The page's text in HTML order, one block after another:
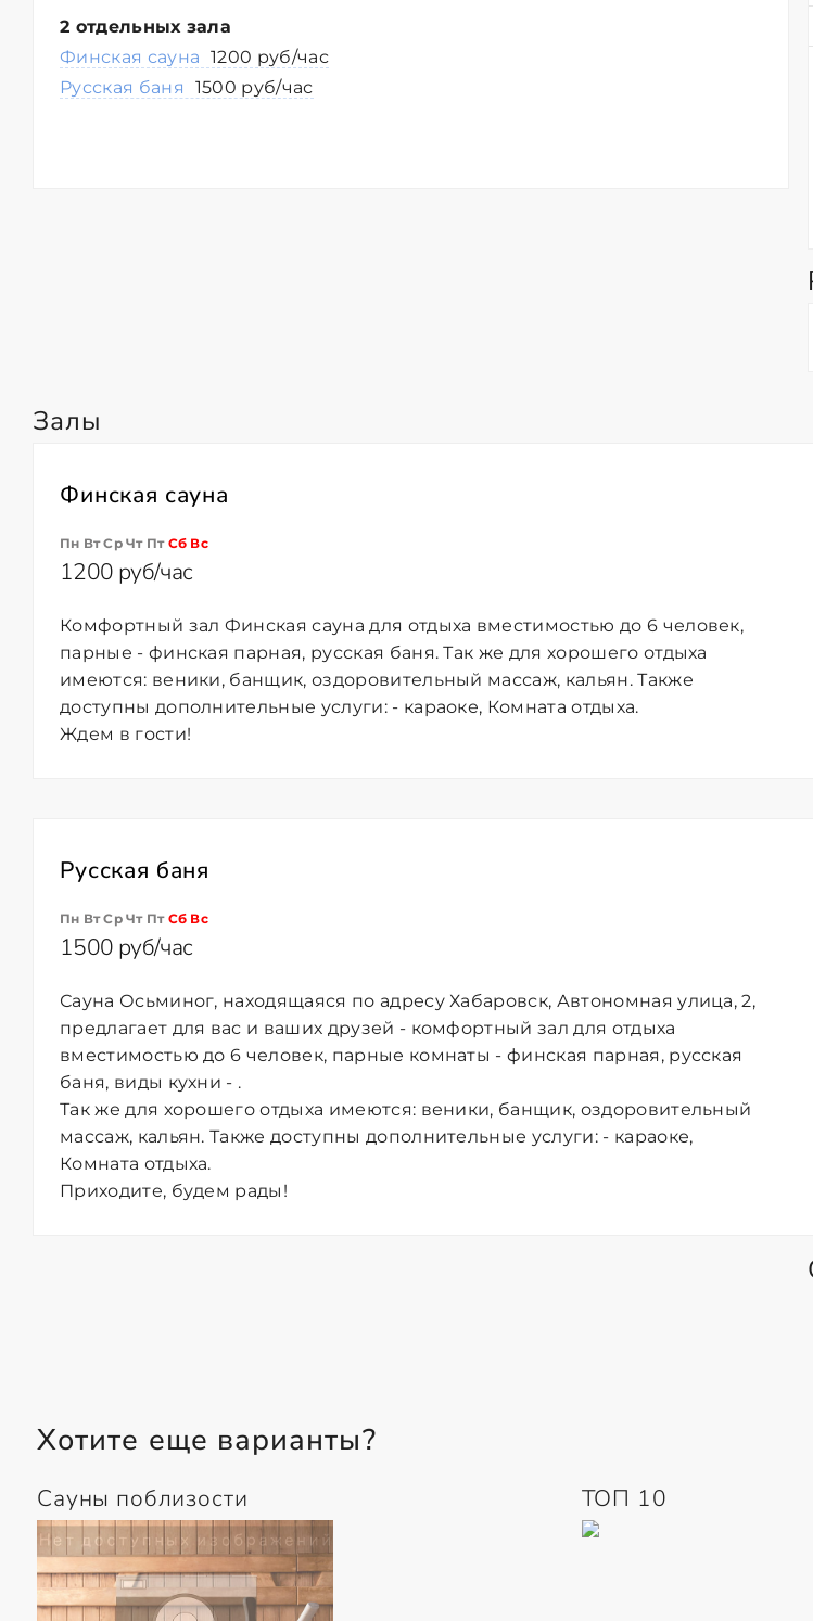
2 отдельных зала
Финская сауна 1200 руб/час
Русская баня
1500 руб/час
Залы
Финская сауна
Пн Вт Ср Чт Пт Сб Вс
1200 руб/час
Комфортный зал Финская сауна для отдыха вместимостью до 6 человек,
парные - финская парная, русская баня. Так же для хорошего отдыха
имеются: веники, банщик, оздоровительный массаж, кальян. Также
доступны дополнительные услуги: - караоке, Комната отдыха.
Ждем в гости!
Русская баня
Пн Вт Ср Чт Пт Сб Вс
1500 руб/час
Сауна Осьминог, находящаяся по адресу Хабаровск, Автономная улица, 2,
предлагает для вас и ваших друзей - комфортный зал для отдыха
вместимостью до 6 человек, парные комнаты - финская парная, русская
баня, виды кухни - .
Так же для хорошего отдыха имеются: веники, банщик, оздоровительный
массаж, кальян. Также доступны дополнительные услуги: - караоке,
Комната отдыха.
Приходите, будем рады!
Хотите еще варианты?
Сауны поблизости ТОП 10